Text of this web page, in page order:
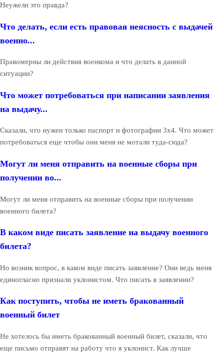
Неужели это правда?
Что делать, если есть правовая неясность с выдачей
военно...
Правомерны ли действия военкома и что делать в данной
ситуации?
Что может потребоваться при написании заявления
на выдачу...
Сказали, что нужен только паспорт и фотографии 3х4. Что может
потребоваться еще чтобы они меня не мотали туда-сюда?
Могут ли меня отправить на военные сборы при
получении во...
Могут ли меня отправить на военные сборы при получении
военного билета?
В каком виде писать заявление на выдачу военного
билета?
Но возник вопрос, в каком виде писать заявление? Они ведь меня
единогласно признали уклонистом. Что писать в заявлении?
Как поступить, чтобы не иметь бракованный
военный билет
Не хотелось бы иметь бракованный военный билет, сказали, что
еще письмо отправят на работу что я уклонист. Как лучше